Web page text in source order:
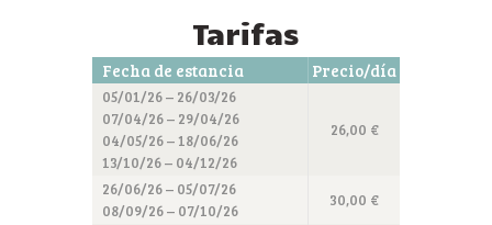
Tarifas
Fecha de estancia Precio/día
05/01/26 – 26/03/26
07/04/26 – 29/04/26
04/05/26 – 18/06/26
13/10/26 – 04/12/26
26,00 €
26/06/26 – 05/07/26
08/09/26 – 07/10/26
30,00 €